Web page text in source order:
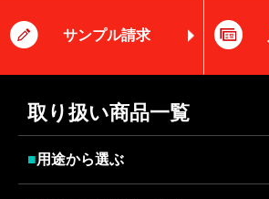
サンプル請求
取り扱い商品一覧
■用途から選ぶ